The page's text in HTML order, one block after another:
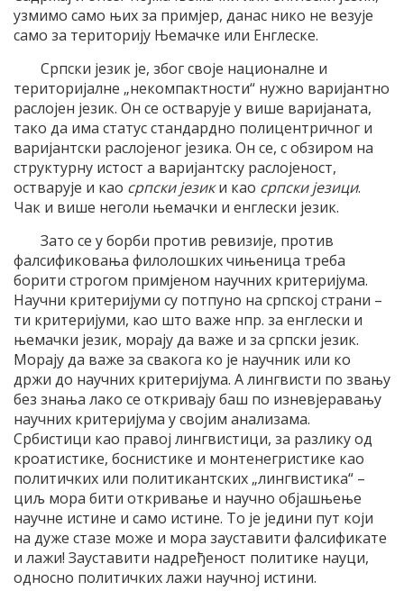
узмимо само њих за примјер, данас нико не везује
само за територију Њемачке или Енглеске.
Српски језик је, због своје националне и
територијалне „некомпактности“ нужно варијантно
раслојен језик. Он се остварује у више варијаната,
тако да има статус стандардно полицентричног и
варијантски раслојеног језика. Он се, с обзиром на
структурну истост а варијантску раслојеност,
остварује и као српски језики као српски језици.
Чак и више неголи њемачки и енглески језик.
Зато се у борби против ревизије, против
фалсификовања филолошких чињеница треба
борити строгом примјеном научних критеријума.
Научни критеријуми су потпуно на српској страни –
ти критеријуми, као што важе нпр. за енглески и
њемачки језик, морају да важе и за српски језик.
Морају да важе за свакога ко је научник или ко
држи до научних критеријума. А лингвисти по звању
без знања лако се откривају баш по изневјеравању
научних критеријума у својим анализама.
Србистици као правој лингвистици, за разлику од
кроатистике, боснистике и монтенегристике као
политичких или политикантских „лингвистика“ –
циљ мора бити откривање и научно објашњење
научне истине и само истине. То је једини пут који
на дуже стазе може и мора зауставити фалсификате
и лажи! Зауставити надређеност политике науци,
односно политичких лажи научној истини.